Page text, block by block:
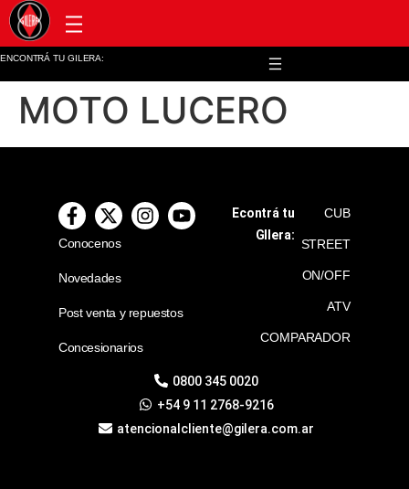
ENCONTRÁ TU GILERA:
MOTO LUCERO
Conocenos
Novedades
Post venta y repuestos
Concesionarios
Econtrá tu
GIlera:
CUB
STREET
ON/OFF
ATV
COMPARADOR
0800 345 0020
+54 9 11 2768-9216
atencionalcliente@gilera.com.ar